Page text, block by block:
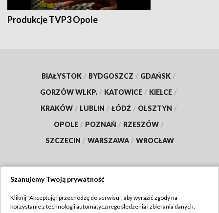
Produkcje TVP3 Opole
BIAŁYSTOK / BYDGOSZCZ / GDAŃSK /
GORZÓW WLKP. / KATOWICE / KIELCE /
KRAKÓW / LUBLIN / ŁÓDŹ / OLSZTYN /
OPOLE / POZNAŃ / RZESZÓW /
SZCZECIN / WARSZAWA / WROCŁAW
TVP
Szanujemy Twoją prywatność
Kliknij "Akceptuję i przechodzę do serwisu", aby wyrazić zgody na
korzystanie z technologii automatycznego śledzenia i zbierania danych,